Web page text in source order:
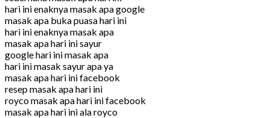
hari ini enaknya masak apa google
masak apa buka puasa hari ini
hari ini enaknya masak apa
masak apa hari ini sayur
google hari ini masak apa
hari ini masak sayur apa ya
masak apa hari ini facebook
resep masak apa hari ini
royco masak apa hari ini facebook
masak apa hari ini ala royco